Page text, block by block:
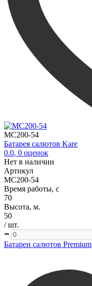
MC200-54
Батарея салютов Kare
0.0, 0 оценок
Нет в наличии
Артикул
MC200-54
Время работы, с
70
Высота, м.
50
/ шт.
Батареи салютов Premium